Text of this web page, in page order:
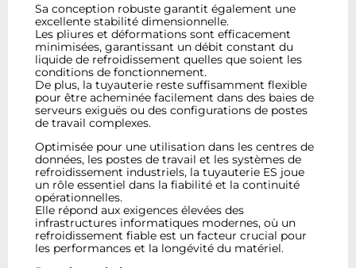
Sa conception robuste garantit également une
excellente stabilité dimensionnelle.
Les pliures et déformations sont efficacement
minimisées, garantissant un débit constant du
liquide de refroidissement quelles que soient les
conditions de fonctionnement.
De plus, la tuyauterie reste suffisamment flexible
pour être acheminée facilement dans des baies de
serveurs exiguës ou des configurations de postes
de travail complexes.
Optimisée pour une utilisation dans les centres de
données, les postes de travail et les systèmes de
refroidissement industriels, la tuyauterie ES joue
un rôle essentiel dans la fiabilité et la continuité
opérationnelles.
Elle répond aux exigences élevées des
infrastructures informatiques modernes, où un
refroidissement fiable est un facteur crucial pour
les performances et la longévité du matériel.